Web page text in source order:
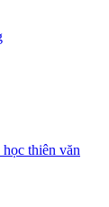
thiên văn